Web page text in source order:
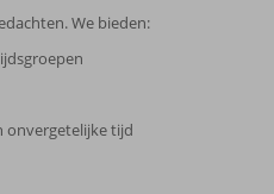
We bieden:
onvergetelijke tijd